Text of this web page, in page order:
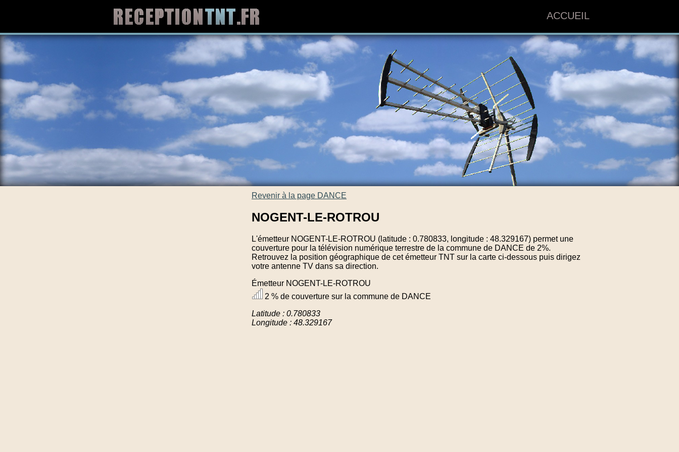
ACCUEIL
Revenir à la page DANCE
NOGENT-LE-ROTROU
L'émetteur NOGENT-LE-ROTROU (latitude : 0.780833, longitude : 48.329167) permet une
couverture pour la télévision numérique terrestre de la commune de DANCE de 2%.
Retrouvez la position géographique de cet émetteur TNT sur la carte ci-dessous puis dirigez
votre antenne TV dans sa direction.
Émetteur NOGENT-LE-ROTROU
2 % de couverture sur la commune de DANCE
Latitude : 0.780833
Longitude : 48.329167